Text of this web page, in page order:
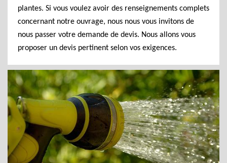
plantes. Si vous voulez avoir des renseignements complets
concernant notre ouvrage, nous nous vous invitons de
nous passer votre demande de devis. Nous allons vous
proposer un devis pertinent selon vos exigences.